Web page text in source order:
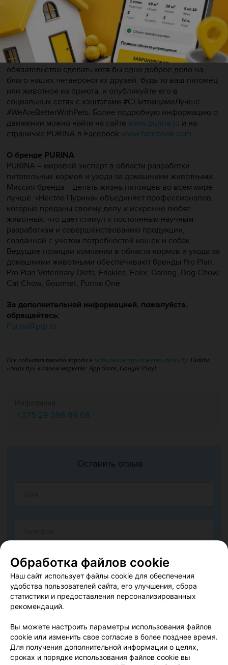
PURINA верит, что животные делают нас и нашу жизнь
лучше, расширяя горизонты таких понятий как доброта,
забота и верность. Именно поэтому бренд следует своей
глобальной инициативе и призывает всех
неравнодушных присоединиться к международному
движению #WeAreBetterWithPets. Возьмите на себя
обязательство сделать хотя бы одно доброе дело на
благо наших четвероногих друзей, будь то ваш питомец
или животное из приюта, и опубликуйте его в
социальных сетях с хэштэгами #СПитомцамиЛучше
#WeAreBetterWithPets. Более подробную информацию о
движении можно найти на сайтеwww.purina.ru и на
страничке PURINA в Facebookwww.facebook.com.
О бренде PURINA
PURINA – мировой эксперт в области разработки
питательных кормов и ухода за домашними животными.
Миссия бренда – делать жизнь питомцев во всем мире
лучше. «Нестле Пурина» объединяет профессионалов,
которые преданы своему делу и искренне любят
животных, что дает стимул к постоянным научным
разработкам и совершенствованию продукции,
созданной с учетом потребностей кошек и собак.
Ведущие позиции компании в области кормов и ухода за
домашними животными обеспечивают бренды Pro Plan,
Pro Plan Veterinary Diets, Friskies, Felix, Darling, Dog Chow,
Cat Chow, Gourmet, Purina One.
За дополнительной информацией, пожалуйста,
обращайтесь:
Purina@prp.ru
Все события твоего города вмобильном приложении relax.by. Найди
«relax.by» в своем маркете: App Store, Google Play!
+375 29 396 89 68
Оставить отзыв
Согласен опубликовать отзыв. Подробнее обусловиях
обработки персональных данныхимеханизме реализации
прав
Обработка файлов cookie
Наш сайт использует файлы cookie для обеспечения
удобства пользователей сайта, его улучшения, сбора
статистики и предоставления персонализированных
рекомендаций.
Вы можете настроить параметры использования файлов
cookie или изменить свое согласие в более позднее время.
Для получения дополнительной информации о целях,
сроках и порядке использования файлов cookie вы